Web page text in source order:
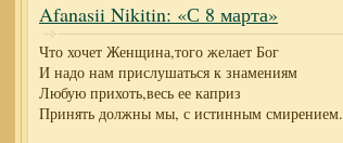
Afanasii Nikitin: «С 8 марта»
Что хочет Женщина,того желает Бог
И надо нам прислушаться к знамениям
Любую прихоть,весь ее каприз
Принять должны мы, с истинным смирением.